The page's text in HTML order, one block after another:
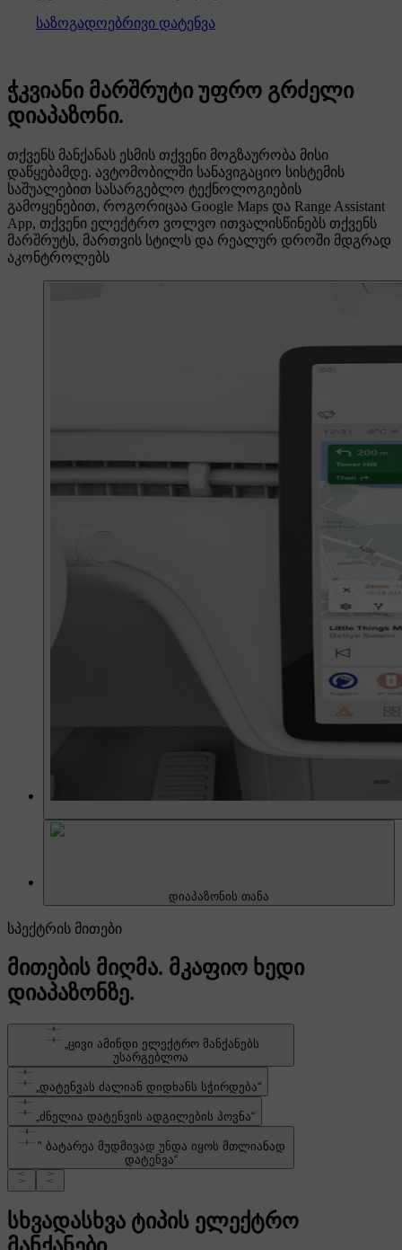
საზოგადოებრივი დატენვა
ჭკვიანი მარშრუტი უფრო გრძელი
დიაპაზონი.
თქვენს მანქანას ესმის თქვენი მოგზაურობა მისი
დაწყებამდე. ავტომობილში სანავიგაციო სისტემის
საშუალებით სასარგებლო ტექნოლოგიების
გამოყენებით, როგორიცაა Google Maps და Range Assistant
App, თქვენი ელექტრო ვოლვო ითვალისწინებს თქვენს
მარშრუტს, მართვის სტილს და რეალურ დროში მდგრად
აკონტროლებს
დიაპაზონის თანა
სპექტრის მითები
მითების მიღმა. მკაფიო ხედი
დიაპაზონზე.
„ცივი ამინდი ელექტრო მანქანებს
უსარგებლოა
„დატენვას ძალიან დიდხანს სჭირდება“
„ძნელია დატენვის ადგილების პოვნა“
" ბატარეა მუდმივად უნდა იყოს მთლიანად
დატენვა“
სხვადასხვა ტიპის ელექტრო